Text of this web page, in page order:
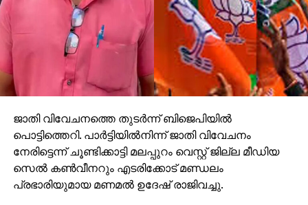
ജാതി വിവേചനത്തെ തുടര്‍ന്ന് ബിജെപിയില്‍
പൊട്ടിത്തെറി. പാര്‍ട്ടിയില്‍നിന്ന് ജാതി വിവേചനം
നേരിട്ടെന്ന് ചൂണ്ടിക്കാട്ടി മലപ്പുറം വെസ്റ്റ് ജില്ല മീഡിയ
സെല്‍ കണ്‍വീനറും എടരിക്കോട് മണ്ഡലം
പ്രഭാരിയുമായ മണമല്‍ ഉദേഷ് രാജിവച്ചു.